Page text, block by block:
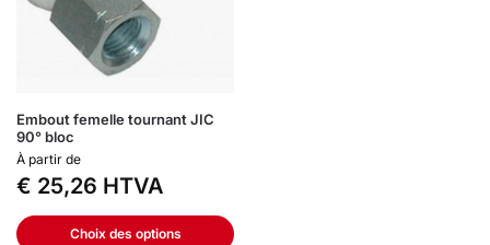
Embout femelle tournant JIC
90° bloc
À partir de
€ 25,26 HTVA
Choix des options